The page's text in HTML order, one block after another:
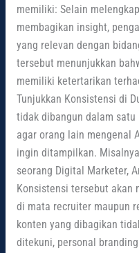
memiliki: Selain
membagikan insight,
yang relevan dengan
tersebut menunjukkan
memiliki ketertarikan
Tunjukkan Konsistensi di
tidak dibangun dalam
agar orang lain mengenal
ingin ditampilkan.
seorang Digital Marketer,
Konsistensi tersebut akan
di mata recruiter maupun
konten yang dibagikan
ditekuni, personal